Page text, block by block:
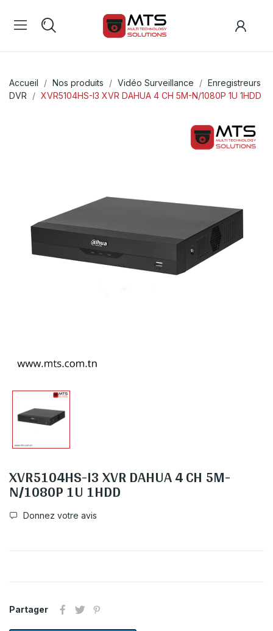
Accueil Nos produits Vidéo Surveillance
Enregistreurs
DVR
XVR5104HS-I3 XVR DAHUA 4 CH 5M-N/1080P 1U 1HDD
XVR5104HS-I3 XVR DAHUA 4 CH 5M-
N/1080P 1U 1HDD
Donnez votre avis
Partager